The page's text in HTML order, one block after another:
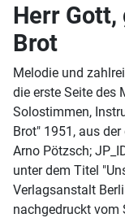
Herr
Brot
Melodie und
die erste Seite des
Solostimmen,
Brot" 1951, aus
Arno Pötzsch;
unter dem Titel
Verlagsanstalt
nachgedruckt vom